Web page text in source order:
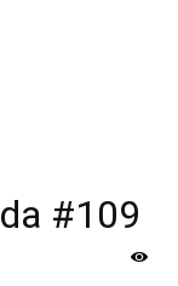
#109